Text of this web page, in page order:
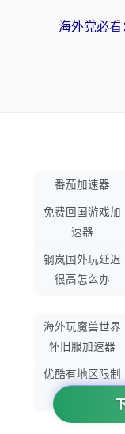
番茄加速器
免费回国游戏加
速器
钢岚国外玩延迟
很高怎么办
海外玩魔兽世界
怀旧服加速器
优酷有地区限制